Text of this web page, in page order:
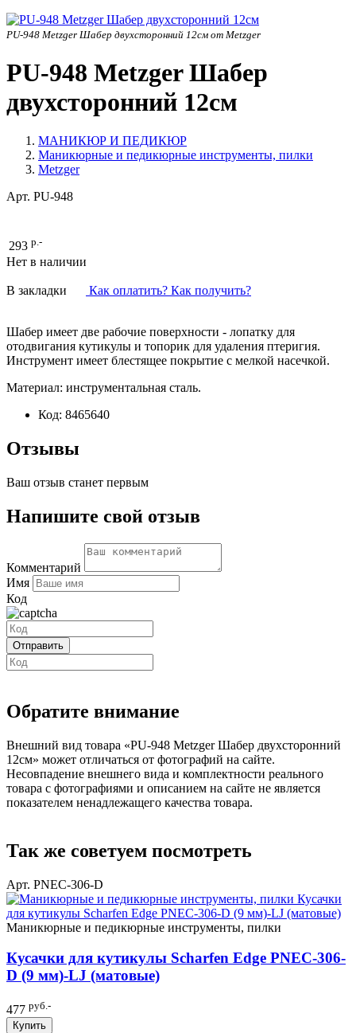
PU-948 Metzger Шабер двухсторонний 12см от Metzger
PU-948 Metzger Шабер
двухсторонний 12см
МАНИКЮР И ПЕДИКЮР
Маникюрные и педикюрные инструменты, пилки
Metzger
Арт. PU-948
293 р.-
Нет в наличии
В закладки Как оплатить? Как получить?
Шабер имеет две рабочие поверхности - лопатку для
отодвигания кутикулы и топорик для удаления птеригия.
Инструмент имеет блестящее покрытие с мелкой насечкой.
Материал: инструментальная сталь.
Код: 8465640
Отзывы
Ваш отзыв станет первым
Напишите свой отзыв
Комментарий
Имя
Код
Обратите внимание
Внешний вид товара «PU-948 Metzger Шабер двухсторонний
12см» может отличаться от фотографий на сайте.
Несовпадение внешнего вида и комплектности реального
товара с фотографиями и описанием на сайте не является
показателем ненадлежащего качества товара.
Так же советуем посмотреть
Арт. PNEC-306-D
Маникюрные и педикюрные инструменты, пилки
Кусачки для кутикулы Scharfen Edge PNEC-306-
D (9 мм)-LJ (матовые)
477 руб.-
Купить